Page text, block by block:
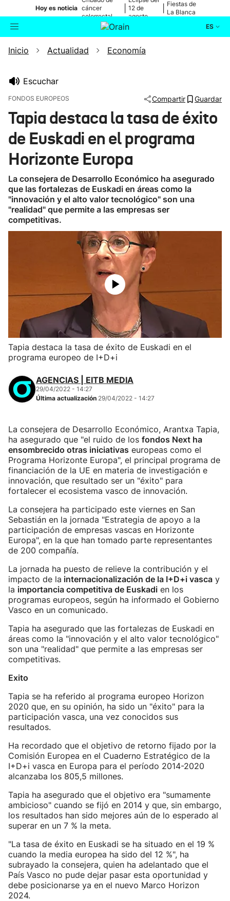
Hoy es noticia cáncer
colorrectal
12 de
agosto
Fiestas de
La Blanca
ES
Buscador Actualidad
Ikusmiran
Eguraldia
Inicio Actualidad Economía
Escuchar
FONDOS EUROPEOS Compartir Guardar
Tapia destaca la tasa de éxito
de Euskadi en el programa
Horizonte Europa
La consejera de Desarrollo Económico ha asegurado
que las fortalezas de Euskadi en áreas como la
"innovación y el alto valor tecnológico" son una
"realidad" que permite a las empresas ser
competitivas.
Tapia destaca la tasa de éxito de Euskadi en el
programa europeo de I+D+i
AGENCIAS | EITB MEDIA
29/04/2022 - 14:27
Última actualización 29/04/2022 - 14:27
La consejera de Desarrollo Económico, Arantxa Tapia,
ha asegurado que "el ruido de los fondos Next ha
ensombrecido otras iniciativas europeas como el
Programa Horizonte Europa", el principal programa de
financiación de la UE en materia de investigación e
innovación, que resultado ser un "éxito" para
fortalecer el ecosistema vasco de innovación.
La consejera ha participado este viernes en San
Sebastián en la jornada "Estrategia de apoyo a la
participación de empresas vascas en Horizonte
Europa", en la que han tomado parte representantes
de 200 compañía.
La jornada ha puesto de relieve la contribución y el
impacto de la internacionalización de la I+D+i vasca y
la importancia competitiva de Euskadi en los
programas europeos, según ha informado el Gobierno
Vasco en un comunicado.
Tapia ha asegurado que las fortalezas de Euskadi en
áreas como la "innovación y el alto valor tecnológico"
son una "realidad" que permite a las empresas ser
competitivas.
Exito
Tapia se ha referido al programa europeo Horizon
2020 que, en su opinión, ha sido un "éxito" para la
participación vasca, una vez conocidos sus
resultados.
Ha recordado que el objetivo de retorno fijado por la
Comisión Europea en el Cuaderno Estratégico de la
I+D+i vasca en Europa para el período 2014-2020
alcanzaba los 805,5 millones.
Tapia ha asegurado que el objetivo era "sumamente
ambicioso" cuando se fijó en 2014 y que, sin embargo,
los resultados han sido mejores aún de lo esperado al
superar en un 7 % la meta.
"La tasa de éxito en Euskadi se ha situado en el 19 %
cuando la media europea ha sido del 12 %", ha
subrayado la consejera, quien ha adelantado que el
País Vasco no pude dejar pasar esta oportunidad y
debe posicionarse ya en el nuevo Marco Horizon
2024.